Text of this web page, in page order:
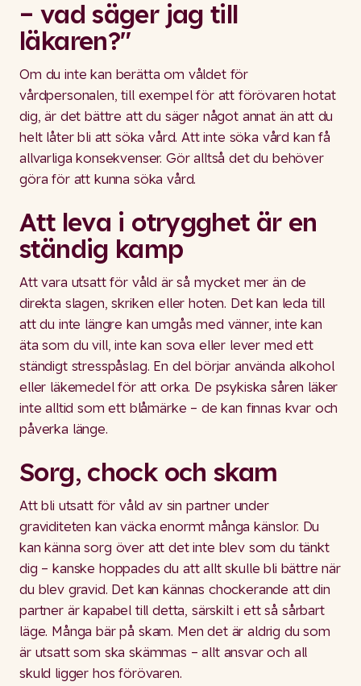
– vad säger jag till
läkaren?"
Om du inte kan berätta om våldet för
vårdpersonalen, till exempel för att förövaren hotat
dig, är det bättre att du säger något annat än att du
helt låter bli att söka vård. Att inte söka vård kan få
allvarliga konsekvenser. Gör alltså det du behöver
göra för att kunna söka vård.
Att leva i otrygghet är en
ständig kamp
Att vara utsatt för våld är så mycket mer än de
direkta slagen, skriken eller hoten. Det kan leda till
att du inte längre kan umgås med vänner, inte kan
äta som du vill, inte kan sova eller lever med ett
ständigt stresspåslag. En del börjar använda alkohol
eller läkemedel för att orka. De psykiska såren läker
inte alltid som ett blåmärke – de kan finnas kvar och
påverka länge.
Sorg, chock och skam
Att bli utsatt för våld av sin partner under
graviditeten kan väcka enormt många känslor. Du
kan känna sorg över att det inte blev som du tänkt
dig – kanske hoppades du att allt skulle bli bättre när
du blev gravid. Det kan kännas chockerande att din
partner är kapabel till detta, särskilt i ett så sårbart
läge. Många bär på skam. Men det är aldrig du som
är utsatt som ska skämmas – allt ansvar och all
skuld ligger hos förövaren.